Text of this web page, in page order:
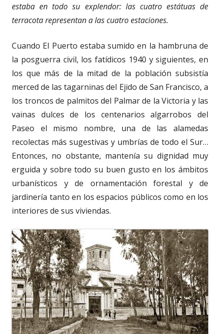
estaba en todo su explendor: las cuatro estátuas de
terracota representan a las cuatro estaciones.
Cuando El Puerto estaba sumido en la hambruna de
la posguerra civil, los fatídicos 1940 y siguientes, en
los que más de la mitad de la población subsistía
merced de las tagarninas del Ejido de San Francisco, a
los troncos de palmitos del Palmar de la Victoria y las
vainas dulces de los centenarios algarrobos del
Paseo el mismo nombre, una de las alamedas
recolectas más sugestivas y umbrías de todo el Sur…
Entonces, no obstante, mantenía su dignidad muy
erguida y sobre todo su buen gusto en los ámbitos
urbanísticos y de ornamentación forestal y de
jardinería tanto en los espacios públicos como en los
interiores de sus viviendas.